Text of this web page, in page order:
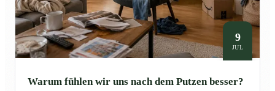
9
JUL
Warum fühlen wir uns nach dem Putzen besser?